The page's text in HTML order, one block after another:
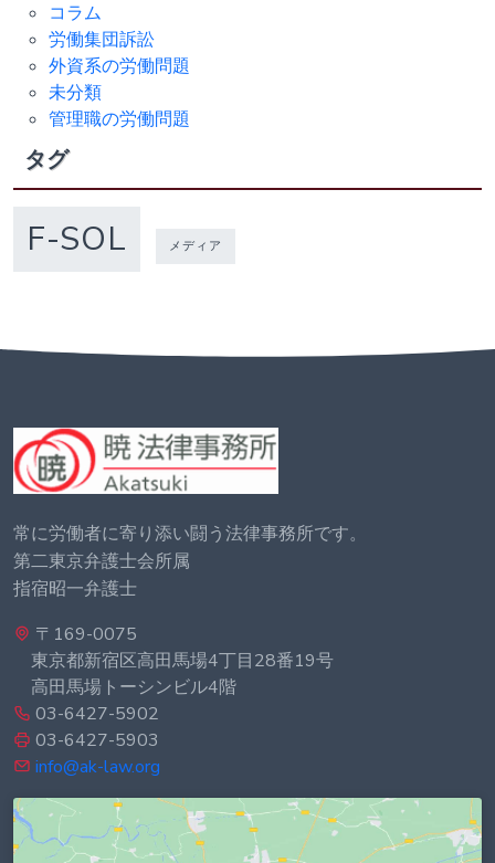
コラム
労働集団訴訟
外資系の労働問題
未分類
管理職の労働問題
タグ
F-SOL メディア
常に労働者に寄り添い闘う法律事務所です。
第二東京弁護士会所属
指宿昭一弁護士
〒169-0075
東京都新宿区高田馬場4丁目28番19号
高田馬場トーシンビル4階
03-6427-5902
03-6427-5903
info@ak-law.org